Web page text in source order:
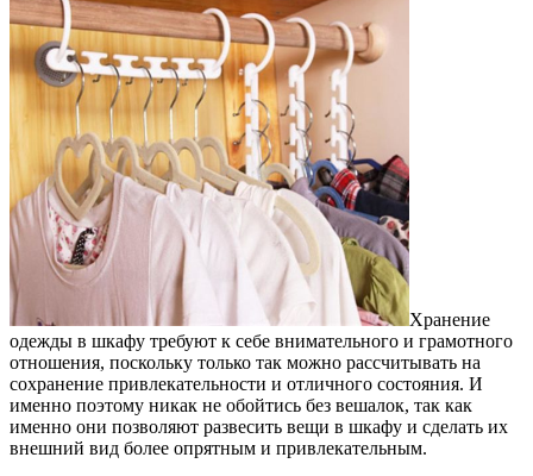
Хранение
одежды в шкафу требуют к себе внимательного и грамотного
отношения, поскольку только так можно рассчитывать на
сохранение привлекательности и отличного состояния. И
именно поэтому никак не обойтись без вешалок, так как
именно они позволяют развесить вещи в шкафу и сделать их
внешний вид более опрятным и привлекательным.